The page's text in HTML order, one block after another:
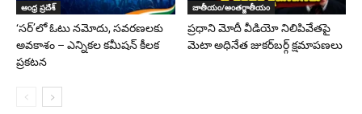
ఆంధ్ర ప్రదేశ్
‘సర్‌’లో ఓటు నమోదు, సవరణలకు
అవకాశం – ఎన్నికల కమీషన్ కీలక
ప్రకటన
జాతీయం/అంతర్జాతీయం
ప్రధాని మోదీ వీడియో నిలిపివేతపై
మెటా అధినేత జుకర్‌బర్గ్‌ క్షమాపణలు